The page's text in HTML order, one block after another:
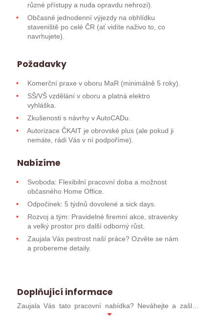
různé přístupy a nuda opravdu nehrozí).
Občasné jednodenní výjezdy na obhlídku
staveniště po celé ČR (ať vidíte naživo to, co
navrhujete).
Požadavky
Komerční praxe v oboru MaR (minimálně 5 roky).
SŠ/VŠ vzdělání v oboru a platná elektro
vyhláška.
Zkušenosti s návrhy v AutoCADu.
Autorizace ČKAIT je obrovské plus (ale pokud ji
nemáte, rádi Vás v ní podpoříme).
Nabízíme
Svoboda: Flexibilní pracovní doba a možnost
občasného Home Office.
Odpočinek: 5 týdnů dovolené a sick days.
Rozvoj a tým: Pravidelné firemní akce, stravenky
a velký prostor pro další odborný růst.
Zaujala Vás pestrost naší práce? Ozvěte se nám
a probereme detaily.
Doplňující informace
Zaujala Vás tato pracovní nabídka? Neváhejte a zašlete